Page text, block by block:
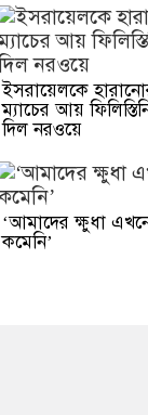
ইসরায়েলকে
ম্যাচের আয়
দিল নরওয়ে
‘আমাদের ক্ষুধা
কমেনি’